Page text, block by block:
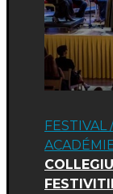
FESTIVAL